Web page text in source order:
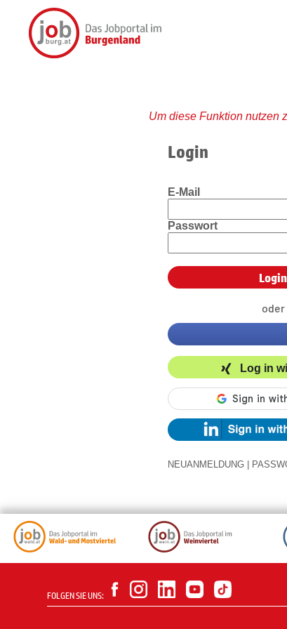
Um diese Funktion nutzen
Login
E-Mail
Passwort
oder
Log in
NEUANMELDUNG
FOLGEN SIE UNS: